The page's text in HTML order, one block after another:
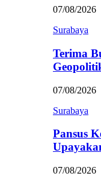
07/08/2026
Surabaya
Terima
07/08/2026
Surabaya
Pansus
07/08/2026